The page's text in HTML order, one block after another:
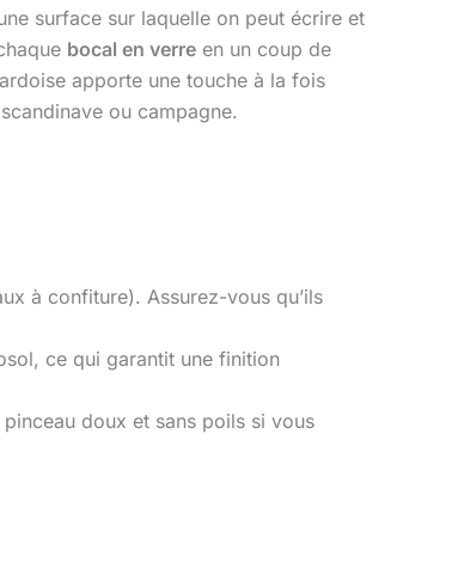
surface sur laquelle on peut écrire et
bocal en verre en un coup de
apporte une touche à la fois
ou campagne.
à confiture). Assurez-vous qu’ils
ce qui garantit une finition
doux et sans poils si vous